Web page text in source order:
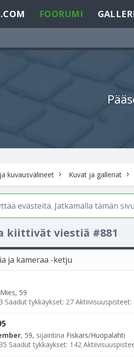
FOORUMI
kuvausvälineet Kuvat ja galleriat
evästeitä. Jatkamalla tämän
kiittivät viestiä #881
ja kameraa -ketju
59
Saadut tykkäykset: 27 Aktiivisuuspisteet:
, 59, sijaintina Fiskars/Huopalahti
Saadut tykkäykset: 142